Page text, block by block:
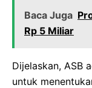
Baca Juga
Rp 5 Miliar
Dijelaskan, ASB
untuk